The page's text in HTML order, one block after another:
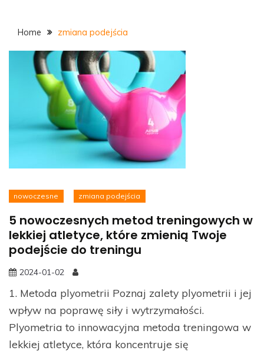
Home zmiana podejścia
nowoczesne zmiana podejścia
5 nowoczesnych metod treningowych w
lekkiej atletyce, które zmienią Twoje
podejście do treningu
2024-01-02
1. Metoda plyometrii Poznaj zalety plyometrii i jej
wpływ na poprawę siły i wytrzymałości.
Plyometria to innowacyjna metoda treningowa w
lekkiej atletyce, która koncentruje się